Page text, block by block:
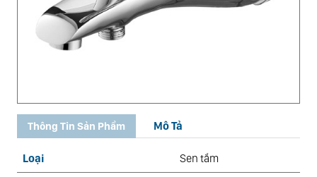
Thông Tin Sản Phẩm Mô Tả
Loại Sen tắm